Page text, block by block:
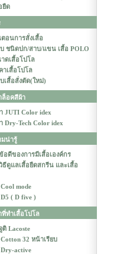
ยืด
อนการสั่งเสื้อ
ชนิดปก/สาบ/แขน เสื้อ POLO
ดเสื้อโปโล
าเสื้อโปโล
เสื้อสั่งตัด(ใหม่)
ล็อคสีผ้า
JUTI Color idex
Dry-Tech Color idex
มน่ารู้
อดีของการมีเสื้อเองค์กร
ธีดูแลเสื้อยืดสกรีน และเสื้อ
mode
( D five )
ทำเสื้อโปโล
ติ Lacoste
32 หน้าเรียบ
Dry-active